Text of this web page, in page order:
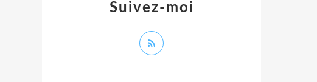
Suivez-moi